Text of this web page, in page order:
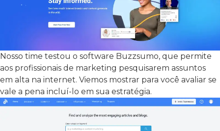
Nosso time testou o software Buzzsumo, que permite
aos profissionais de marketing pesquisarem assuntos
em alta na internet. Viemos mostrar para você avaliar se
vale a pena incluí-lo em sua estratégia.